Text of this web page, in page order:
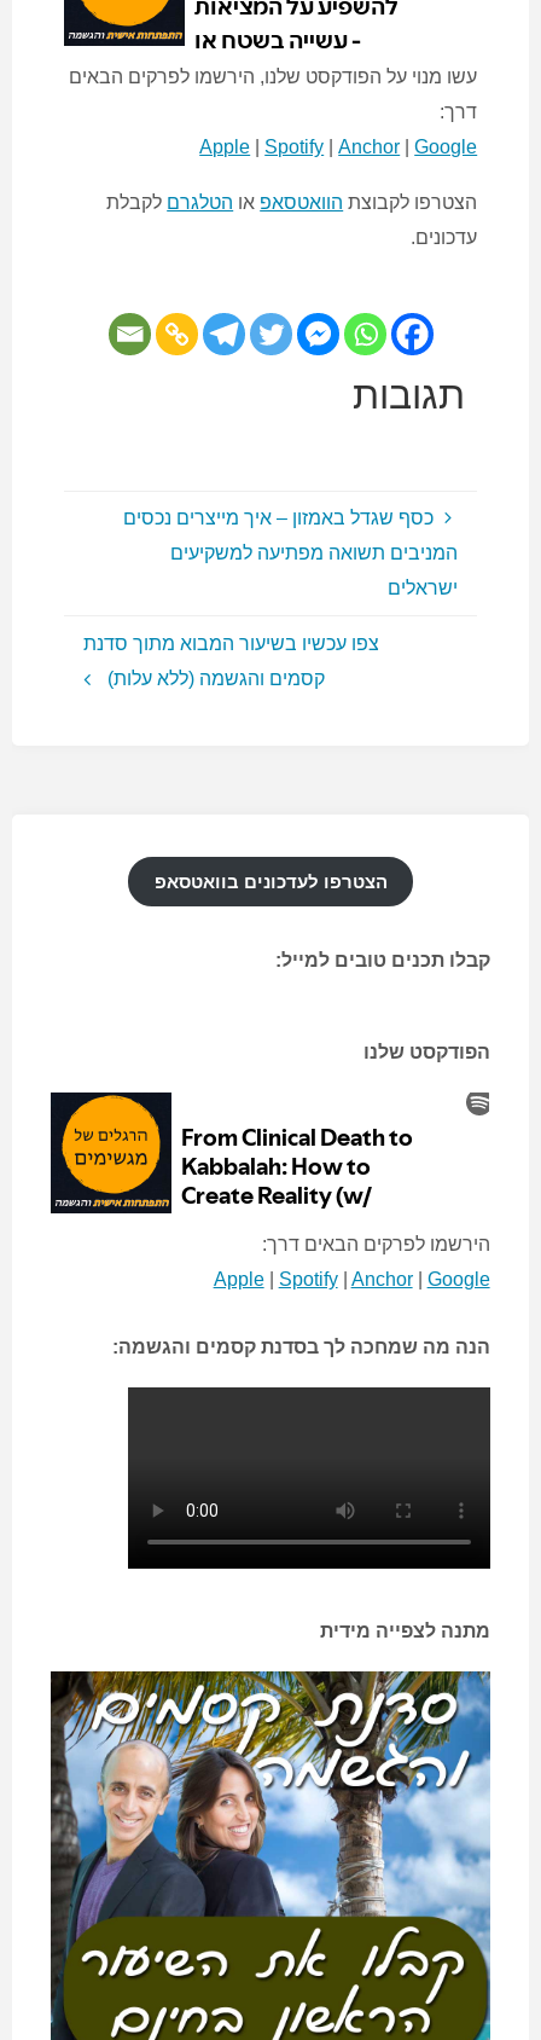
עשו מנוי על הפודקסט שלנו, הירשמו לפרקים הבאים
דרך:
Apple
Spotify |Anchor |Google
הצטרפו לקבוצת הוואטסאפ או הטלגרם לקבלת
עדכונים.
תגובות
כסף שגדל באמזון – איך מייצרים נכסים
המניבים תשואה מפתיעה למשקיעים
ישראלים
צפו עכשיו בשיעור המבוא מתוך סדנת
קסמים והגשמה (ללא עלות)
הצטרפו לעדכונים בוואטסאפ
קבלו תכנים טובים למייל:
הפודקסט שלנו
הירשמו לפרקים הבאים דרך:
Apple| Spotify| Anchor| Google
הנה מה שמחכה לך בסדנת קסמים והגשמה:
מתנה לצפייה מידית